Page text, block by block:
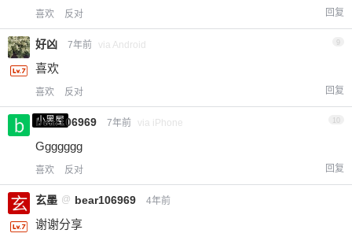
喜欢 反对 回复
好凶 7年前 via Android 9
喜欢
喜欢 反对 回复
小黑屋
bear106969 7年前 via iPhone 10
Ggggggg
喜欢 反对 回复
玄墨 @ bear106969 4年前
谢谢分享